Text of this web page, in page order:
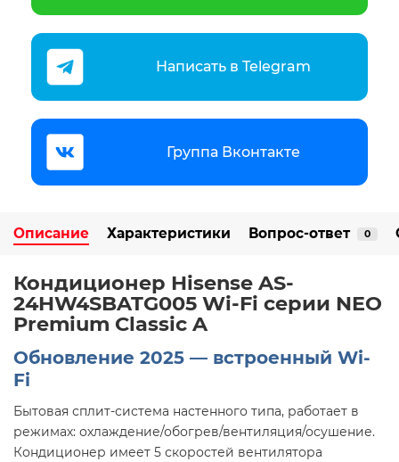
Написать в Telegram
Группа Вконтакте
Описание Характеристики Вопрос-ответ 0
Кондиционер Hisense AS-
24HW4SBATG005 Wi-Fi серии NEO
Premium Classic A
Обновление 2025 — встроенный Wi-
Fi
Бытовая сплит-система настенного типа, работает в
режимах: охлаждение/обогрев/вентиляция/осушение.
Кондиционер имеет 5 скоростей вентилятора